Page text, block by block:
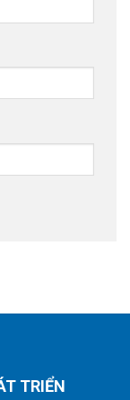
TRIỂN